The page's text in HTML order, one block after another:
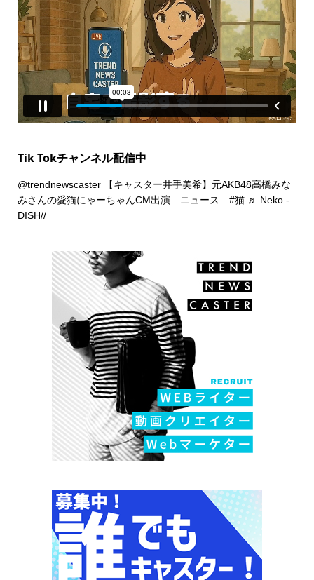
Tik Tokチャンネル配信中
@trendnewscaster【キャスター井手美希】元AKB48高橋みな
みさんの愛猫にゃーちゃんCM出演 ニュース #猫 ♬ Neko -
DISH//